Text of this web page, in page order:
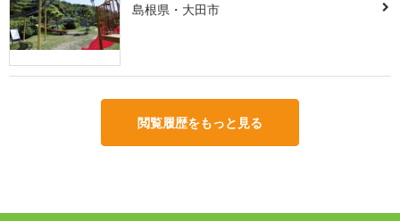
島根県・大田市
閲覧履歴をもっと見る